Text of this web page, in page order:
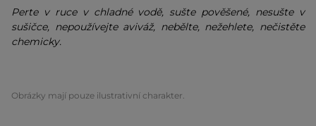
Perte v ruce v chladné vodě, sušte pověšené, nesušte v
sušičce, nepoužívejte aviváž, nebělte, nežehlete, nečistěte
chemicky.
Obrázky mají pouze ilustrativní charakter.